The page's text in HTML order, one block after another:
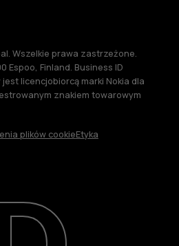
Wszelkie prawa zastrzeżone.
Espoo, Finland. Business ID
licencjobiorcą marki Nokia dla
znakiem towarowym
plików cookieEtyka